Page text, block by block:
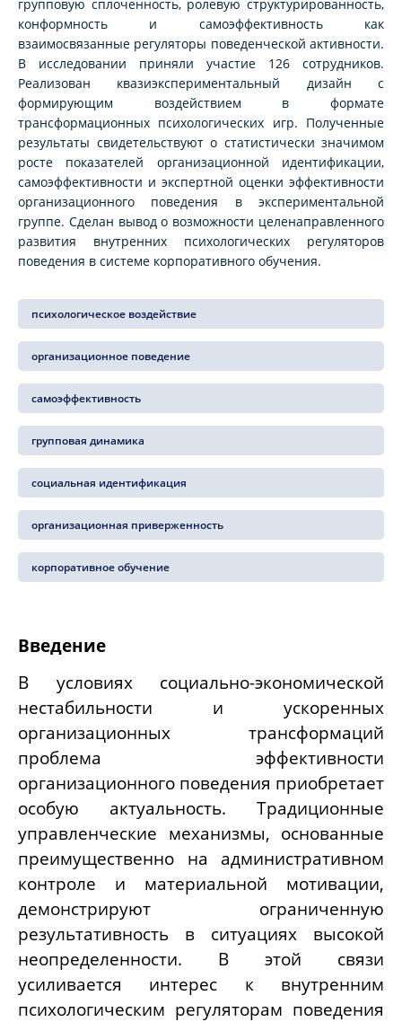
групповую сплоченность, ролевую структурированность,
конформность и самоэффективность как
взаимосвязанные регуляторы поведенческой активности.
В исследовании приняли участие 126 сотрудников.
Реализован квазиэкспериментальный дизайн с
формирующим воздействием в формате
трансформационных психологических игр. Полученные
результаты свидетельствуют о статистически значимом
росте показателей организационной идентификации,
самоэффективности и экспертной оценки эффективности
организационного поведения в экспериментальной
группе. Сделан вывод о возможности целенаправленного
развития внутренних психологических регуляторов
поведения в системе корпоративного обучения.
психологическое воздействие
организационное поведение
самоэффективность
групповая динамика
социальная идентификация
организационная приверженность
корпоративное обучение
Введение
В условиях социально-экономической
нестабильности и ускоренных
организационных трансформаций
проблема эффективности
организационного поведения приобретает
особую актуальность. Традиционные
управленческие механизмы, основанные
преимущественно на административном
контроле и материальной мотивации,
демонстрируют ограниченную
результативность в ситуациях высокой
неопределенности. В этой связи
усиливается интерес к внутренним
психологическим регуляторам поведения